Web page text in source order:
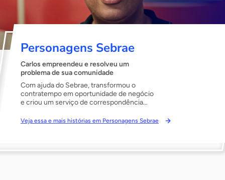
Personagens Sebrae
Carlos empreendeu e resolveu um
problema de sua comunidade
Com ajuda do Sebrae, transformou o
contratempo em oportunidade de negócio
e criou um serviço de correspondência
comunidades do Rio de Janeiro.
Veja essa e mais histórias em Personagens Sebrae